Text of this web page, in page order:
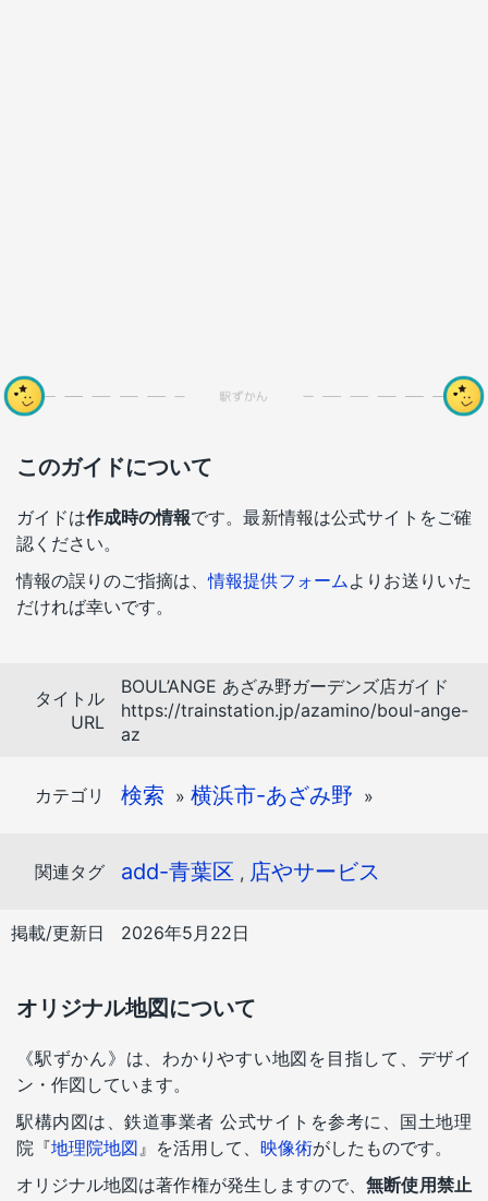
このガイドについて
ガイドは作成時の情報です。最新情報は公式サイトをご確
認ください。
情報の誤りのご指摘は、情報提供フォームよりお送りいた
だければ幸いです。
タイトル
URL
BOUL’ANGE あざみ野ガーデンズ店ガイド
https://trainstation.jp/azamino/boul-ange-
az
カテゴリ 検索 » 横浜市-あざみ野 »
関連タグ add-青葉区 , 店やサービス
掲載/更新日 2026年5月22日
オリジナル地図について
《駅ずかん》は、わかりやすい地図を目指して、デザイ
ン・作図しています。
駅構内図は、鉄道事業者 公式サイトを参考に、国土地理
院『地理院地図』を活用して、 映像術がしたものです。
オリジナル地図は著作権が発生しますので、 無断使用禁止